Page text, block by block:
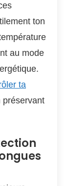
ton
au mode
ta
préservant